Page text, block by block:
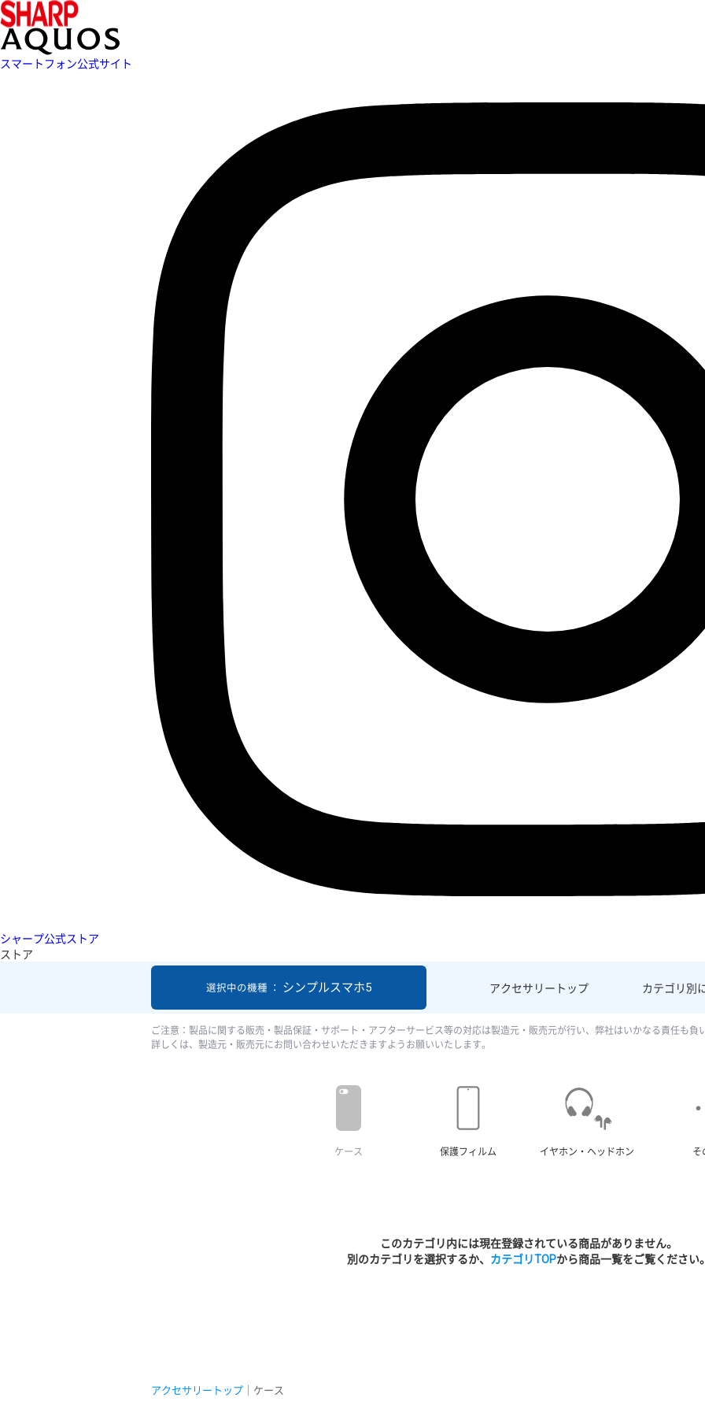
スマートフォン公式サイト
シャープ公式ストア
ストア
アクセサリー トップ カテゴリ別
選択中の機種 ： シンプルスマホ5
ご注意：製品に関する販売・製品保証・サポート・アフターサービス等の対応は製造元・販売元が行い、弊社はいかなる責任も負
詳しくは、製造元・販売元にお問い合わせいただきますようお願いいたします。
ケース 保護フィルム イヤホン・ヘッドホン そ
このカテゴリ内には現在登録されている商品がありません。
別のカテゴリを選択するか、 カテゴリTOPから商品一覧をご覧ください
アクセサリートップ ｜ケース